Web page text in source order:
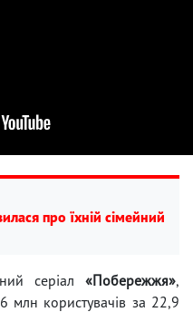
про їхній сімейний
серіал «Побережжя»,
млн користувачів за 22,9